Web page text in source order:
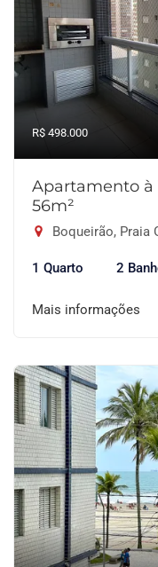
R$ 498.000
Apartamento à
56m²
Boqueirão, Praia
1 Quarto 2
Mais informações